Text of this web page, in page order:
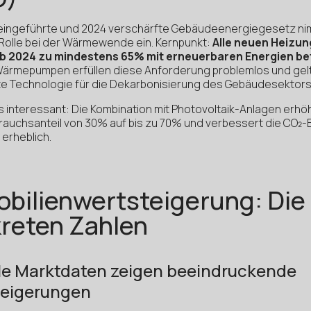
und 2024 verschärfte Gebäudeenergiegesetz
bei der Wärmewende ein. Kernpunkt: Alle neuen
2024 zu mindestens 65% mit erneuerbaren Energien
erfüllen diese Anforderung problemlos und
Technologie für die Dekarbonisierung des
interessant: Die Kombination mit Photovoltaik-Anlagen
von 30% auf bis zu 70% und verbessert die CO₂-
Die
Zahlen
Marktdaten zeigen beeindruckende